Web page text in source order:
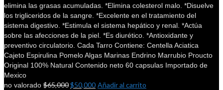
elimina las grasas acumuladas. *Elimina colesterol malo. *Disuelve
los trigliceridos de la sangre. *Excelente en el tratamiento del
sistema digestivo. *Estimula el sistema hepático y renal. *Actúa
sobre las afecciones de la piel. *Es diurético. *Antioxidante y
preventivo circulatorio. Cada Tarro Contiene: Centella Aciatica
Cajeto Espirulina Pomelo Algas Marinas Endrino Marrubio Proucto
Original 100% Natural Contenido neto 60 capsulas Importado de
Mexico
no valorado $65,000$50,000 Añadir al carrito